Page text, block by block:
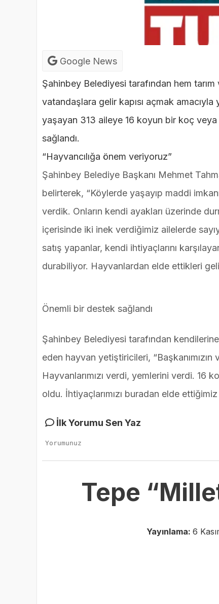
Google News
Şahinbey Belediyesi tarafından hem
vatandaşlara gelir kapısı açmak
yaşayan 313 aileye 16 koyun bir koç veya
sağlandı.
“Hayvancılığa önem veriyoruz”
Şahinbey Belediye Başkanı Mehmet
belirterek, “Köylerde yaşayıp maddi
verdik. Onların kendi ayakları üzerinde
içerisinde iki inek verdiğimiz ailelerde
satış yapanlar, kendi ihtiyaçlarını
durabiliyor. Hayvanlardan elde ettikleri
Önemli bir destek sağlandı
Şahinbey Belediyesi tarafından
eden hayvan yetiştiricileri,
Hayvanlarımızı verdi, yemlerini verdi. 16
oldu. İhtiyaçlarımızı buradan elde
İlk Yorumu Sen Yaz
Tepe
Yayınlama: 6